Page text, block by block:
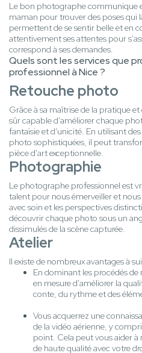
Le bon photographe communique
maman pour trouver des poses qui
permettent de se sentir belle et en
attentivement ses attentes pour
correspond à ses demandes.
Quels sont les services que
professionnel à Nice ?
Retouche photo
Grâce à sa maîtrise de la pratique
sûr capable d'améliorer chaque
fantaisie et d'unicité. En utilisant
photo sophistiquées, il peut
pièce d'art exceptionnelle.
Photographie
Le photographe professionnel est
talent pour nous émerveiller et
avec soin et les perspectives
découvrir chaque photo sous un
dissimulés de la scène capturée.
Atelier
Il existe de nombreux avantages à
En dominant les procédés
en mesure d'améliorer la
conte, du rythme et des
Vous acquerrez une
de la vidéo aérienne, y
point. Cela peut vous aider à
de haute qualité avec votre